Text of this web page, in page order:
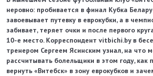
неровно: пробивается в финал Кубка
завоевывает путевку в еврокубки, а в
забивает, теряет очки и после первого
10-е место. Корреспондент vitbichi.by в
тренером Сергеем Ясинским узнал, на что
рассчитывать болельщики в этом году, как
вернуть «Витебск» в зону еврокубков и